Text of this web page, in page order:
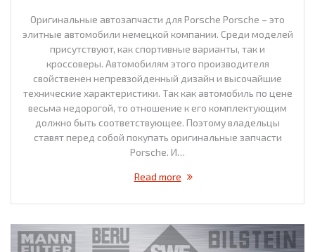
Оригинальные автозапчасти для Porsche Porsche – это
элитные автомобили немецкой компании. Среди моделей
присутствуют, как спортивные варианты, так и
кроссоверы. Автомобилям этого производителя
свойственен непревзойденный дизайн и высочайшие
технические характеристики. Так как автомобиль по цене
весьма недорогой, то отношение к его комплектующим
должно быть соответствующее. Поэтому владельцы
ставят перед собой покупать оригинальные запчасти
Porsche. И…
Read more